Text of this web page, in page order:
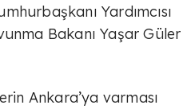
Yardımcısı
Bakanı Yaşar Güler
Ankara’ya varması